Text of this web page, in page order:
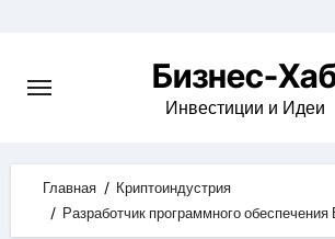
content
Бизнес-
Инвестиции и Идеи
Главная
Криптоиндустрия
Разработчик программного